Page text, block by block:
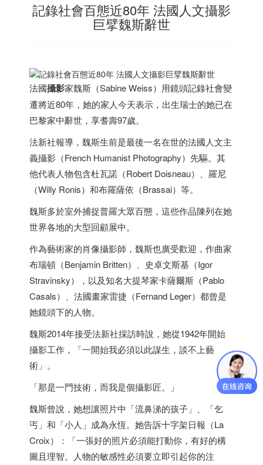
記錄社會百態近80年 法國人文攝影
巨擘魏斯辭世
法國攝影家魏斯（Sabine Weiss）用鏡頭記錄社會變
遷將近80年，她的家人今天表示，出生瑞士的她已在
巴黎家中辭世，享耆壽97歲。
法新社報導，魏斯生前是最後一名在世的法國人文主
義攝影（French Humanist Photography）先驅。其
他代表人物包含杜瓦諾（Robert Doisneau）、羅尼
（Willy Ronis）和布羅薩依（Brassai）等。
魏斯多於室外捕捉普羅大眾百態，這些作品陳列在她
世界各地的大型回顧展中。
作為藝術家的肖像攝影師，魏斯也廣受歡迎，作曲家
布瑞頓（Benjamin Britten）、史卓文斯基（Igor
Stravinsky），以及知名大提琴家卡薩爾斯（Pablo
Casals）、法國畫家雷捷（Fernand Leger）都曾是
她鏡頭下的人物。
魏斯2014年接受法新社採訪時說，她從1942年開始
攝影工作，「一開始我必須以此謀生，談不上藝
術」。
「那是一門技術，而我是個攝影匠。」
魏斯曾說，她想讓照片中「流鼻涕的孩子」、「乞
丐」和「小人」成為永恆。她告訴十字架日報（La
Croix）：「一張好的照片必須能打動你，有好的構
圖且理智。人物的敏感性必須要立即引起你的注